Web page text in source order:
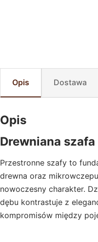
Opis Dostawa
Opis
Drewniana
Przestronne szafy to
drewna oraz
nowoczesny charakter.
dębu kontrastuje z
kompromisów między